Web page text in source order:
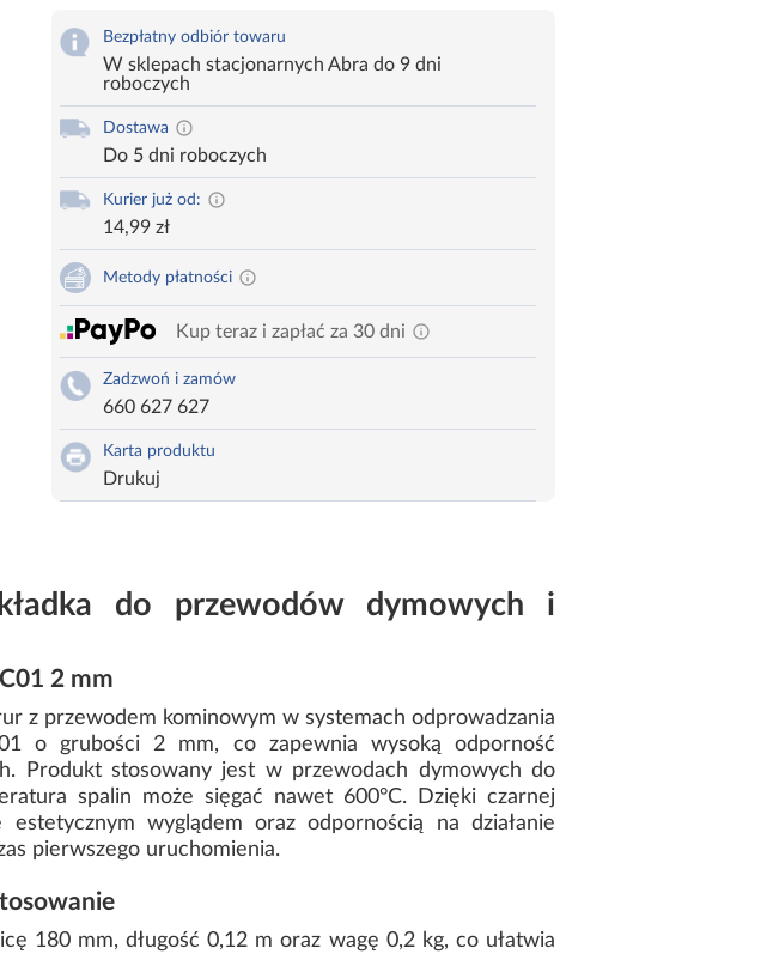
Bezpłatny odbiór towaru
W sklepach stacjonarnych Abra do 9 dni
roboczych
Dostawa
Do 5 dni roboczych
Kurier już od:
14,99 zł
Metody płatności
Kup teraz i zapłać za 30 dni
Zadzwoń i zamów
660 627 627
Karta produktu
Drukuj
do przewodów dymowych i
2 mm
z przewodem kominowym w systemach odprowadzania
o grubości 2 mm, co zapewnia wysoką odporność
Produkt stosowany jest w przewodach dymowych do
spalin może sięgać nawet 600°C. Dzięki czarnej
wyglądem oraz odpornością na działanie
pierwszego uruchomienia.
180 mm, długość 0,12 m oraz wagę 0,2 kg, co ułatwia